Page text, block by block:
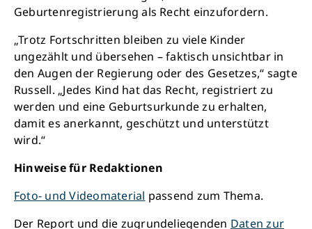
Geburtenregistrierung als Recht einzufordern.
„Trotz Fortschritten bleiben zu viele Kinder
ungezählt und übersehen – faktisch unsichtbar in
den Augen der Regierung oder des Gesetzes,“ sagte
Russell. „Jedes Kind hat das Recht, registriert zu
werden und eine Geburtsurkunde zu erhalten,
damit es anerkannt, geschützt und unterstützt
wird.“
Hinweise für Redaktionen
Foto- und Videomaterial passend zum Thema.
Der Report und die zugrundeliegenden Daten zur